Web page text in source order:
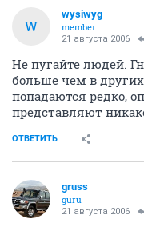
W
wysiwyg
member
21 августа 2006
Не пугайте людей.
больше чем в
попадаются редко,
представляют
ОТВЕТИТЬ
gruss
guru
21 августа 2006